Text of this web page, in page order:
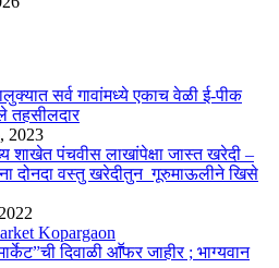
सर्व गावांमध्ये एकाच वेळी ई-पीक
तहसीलदार
2023
पंचवीस लाखांपेक्षा जास्त खरेदी –
दोनदा वस्तु खरेदीतुन गूरुमाऊलीने खिसे
दिवाळी आॕफर जाहीर ; भाग्यवान